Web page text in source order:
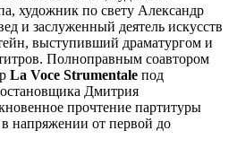
художник по свету Александр
и заслуженный деятель искусств
выступивший драматургом и
Полноправным соавтором
La Voce Strumentale под
Дмитрия
прочтение партитуры
напряжении от первой до